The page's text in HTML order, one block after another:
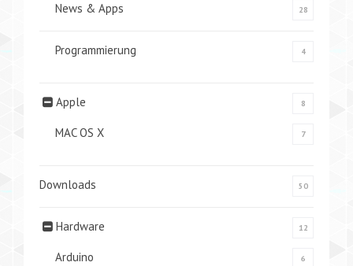
News & Apps 28
Programmierung 4
Apple 8
MAC OS X 7
Downloads 50
Hardware 12
Arduino 6